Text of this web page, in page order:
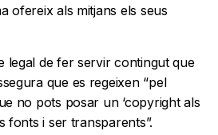
ofereix als mitjans els seus
legal de fer servir contingut que
que es regeixen “pel
no pots posar un ‘copyright als
fonts i ser transparents”.